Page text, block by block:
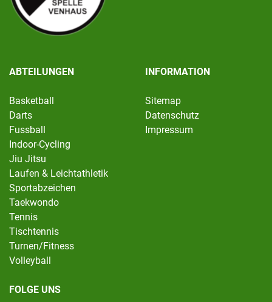
ABTEILUNGEN
Basketball
Darts
Fussball
Indoor-Cycling
Jiu Jitsu
Laufen & Leichtathletik
Sportabzeichen
Taekwondo
Tennis
Tischtennis
Turnen/Fitness
Volleyball
INFORMATION
Sitemap
Datenschutz
Impressum
FOLGE UNS